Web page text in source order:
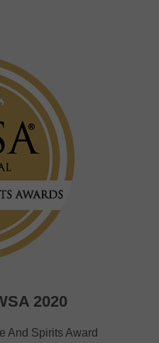
2020
And Spirits Award